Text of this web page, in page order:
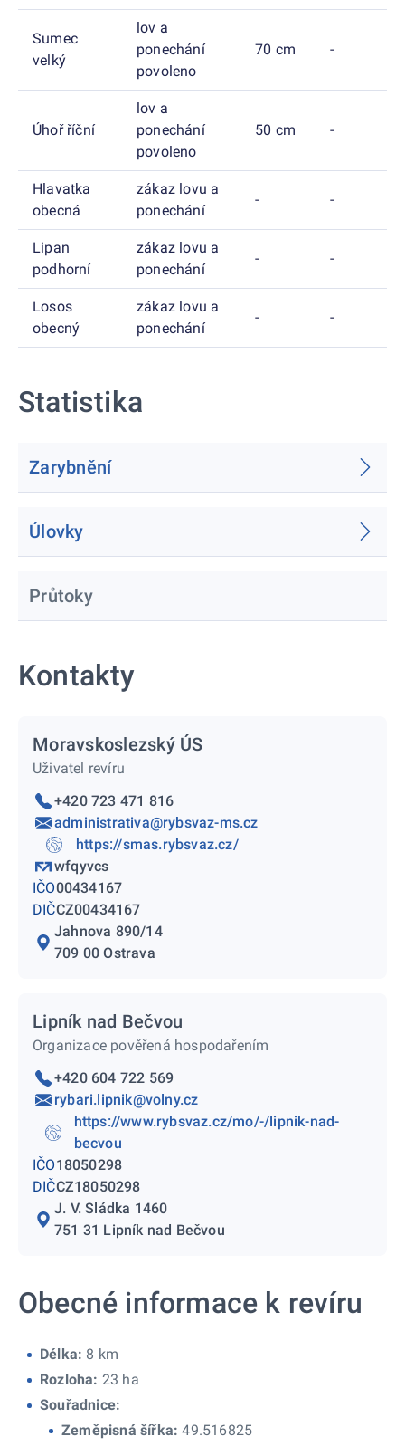
Sumec
velký
lov a
ponechání
povoleno
70 cm -
Úhoř říční
lov a
ponechání
povoleno
50 cm -
Hlavatka
obecná
zákaz lovu a
ponechání
- -
Lipan
podhorní
zákaz lovu a
ponechání
- -
Losos
obecný
zákaz lovu a
ponechání
- -
Statistika
Zarybnění
Úlovky
Průtoky
Kontakty
Moravskoslezský ÚS
Uživatel revíru
+420 723 471 816
administrativa@rybsvaz-ms.cz
https://smas.rybsvaz.cz/
wfqyvcs
IČO00434167
DIČCZ00434167
Jahnova 890/14
709 00 Ostrava
Lipník nad Bečvou
Organizace pověřená hospodařením
+420 604 722 569
rybari.lipnik@volny.cz
https://www.rybsvaz.cz/mo/-/lipnik-nad-
becvou
IČO18050298
DIČCZ18050298
J. V. Sládka 1460
751 31 Lipník nad Bečvou
Obecné informace k revíru
Délka: 8 km
Rozloha: 23 ha
Souřadnice:
Zeměpisná šířka: 49.516825